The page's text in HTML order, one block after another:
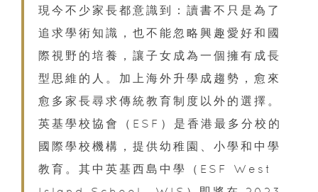
現今不少家長都意識到：讀書不只是為了
追求學術知識，也不能忽略興趣愛好和國
際視野的培養，讓子女成為一個擁有成長
型思維的人。加上海外升學成趨勢，愈來
愈多家長尋求傳統教育制度以外的選擇。
英基學校協會（ESF）是香港最多分校的
國際學校機構，提供幼稚園、小學和中學
教育。其中英基西島中學（ESF West